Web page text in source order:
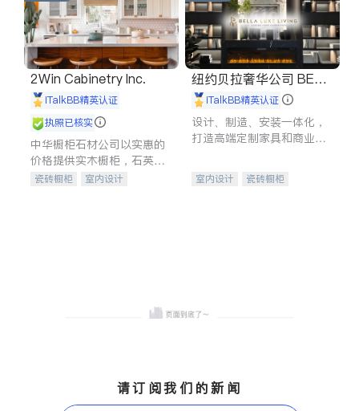
2Win Cabinetry Inc.
iTalkBB精英认证
执照已核实
中华橱柜石材公司以实惠的
价格提供实木橱柜，石英石
台面，多种优质不锈钢水
瓷砖橱柜
室内设计
纽约贝拉奢华公司 BELL
A LUXE
iTalkBB精英认证
设计、制造、安装一体化，
打造高端定制家具和商业空
室内设计
瓷砖橱柜
请订阅我们的新闻